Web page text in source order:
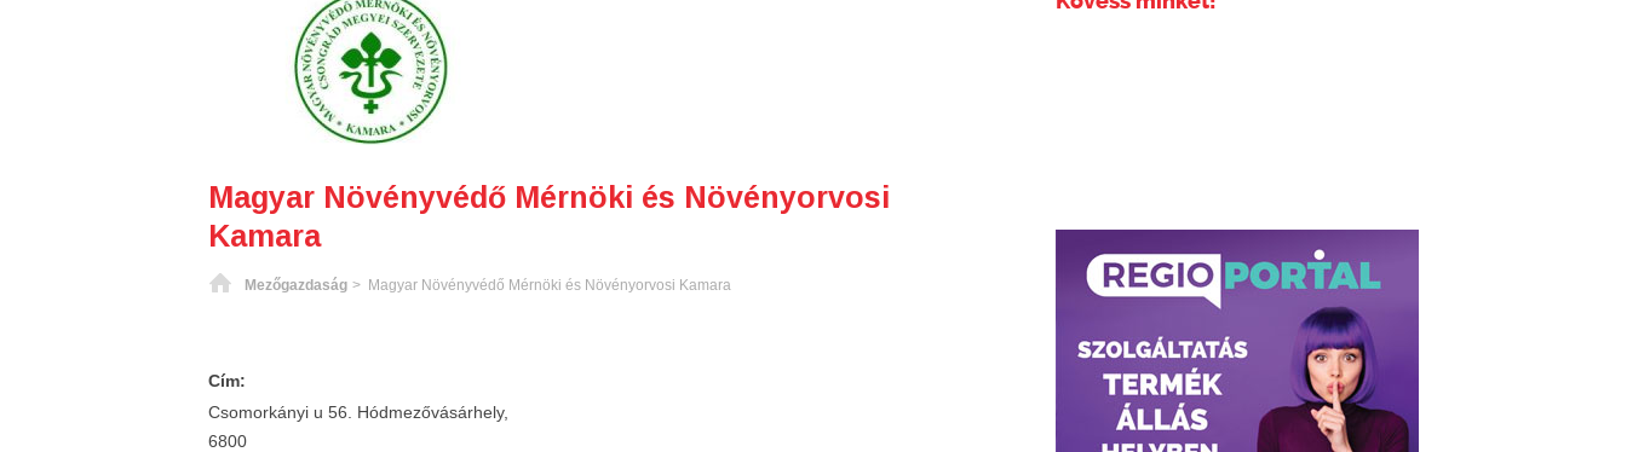
Magyar Növényvédő Mérnöki és Növényorvosi
Kamara
Főoldal
Mezőgazdaság > Magyar Növényvédő Mérnöki és Növényorvosi Kamara
Cím:
Csomorkányi u 56. Hódmezővásárhely,
6800